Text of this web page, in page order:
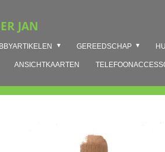
JAN
GEREEDSCHAP
ANSICHTKAARTEN